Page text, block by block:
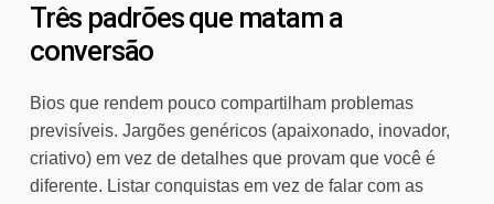
Três padrões que matam a
conversão
Bios que rendem pouco compartilham problemas
previsíveis. Jargões genéricos (apaixonado, inovador,
criativo) em vez de detalhes que provam que você é
diferente. Listar conquistas em vez de falar com as